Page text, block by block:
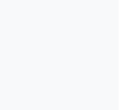
portfolios?